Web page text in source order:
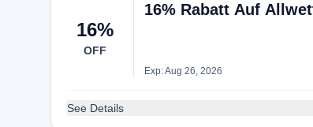
16%
OFF
16% Rabatt Auf
Exp: Aug 26, 2026
See Details